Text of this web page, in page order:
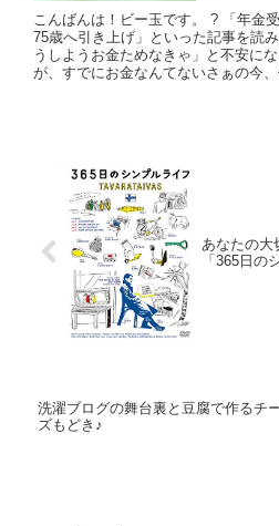
こんばんは！ビー玉です。 ? 「年金
75歳へ引き上げ」といった記事を読
うしようお金ためなきゃ」と不安に
が、すでにお金なんてないさぁの今
あなたの大
「365日の
洗濯ブログの舞台裏と豆腐で作るチ
ズもどき♪